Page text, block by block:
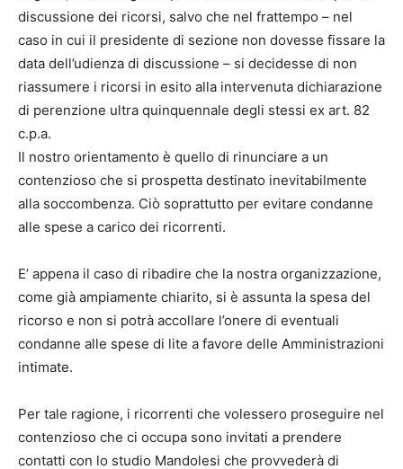
discussione dei ricorsi, salvo che nel frattempo – nel
caso in cui il presidente di sezione non dovesse fissare la
data dell’udienza di discussione – si decidesse di non
riassumere i ricorsi in esito alla intervenuta dichiarazione
di perenzione ultra quinquennale degli stessi ex art. 82
c.p.a.
Il nostro orientamento è quello di rinunciare a un
contenzioso che si prospetta destinato inevitabilmente
alla soccombenza. Ciò soprattutto per evitare condanne
alle spese a carico dei ricorrenti.
E’ appena il caso di ribadire che la nostra organizzazione,
come già ampiamente chiarito, si è assunta la spesa del
ricorso e non si potrà accollare l’onere di eventuali
condanne alle spese di lite a favore delle Amministrazioni
intimate.
Per tale ragione, i ricorrenti che volessero proseguire nel
contenzioso che ci occupa sono invitati a prendere
contatti con lo studio Mandolesi che provvederà di